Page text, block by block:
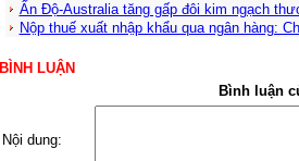
Ấn Độ-Australia tăng gấp đôi kim ngạch
Nộp thuế xuất nhập khẩu qua ngân hàng:
BÌNH LUẬN
Bình luận
Nội dung: